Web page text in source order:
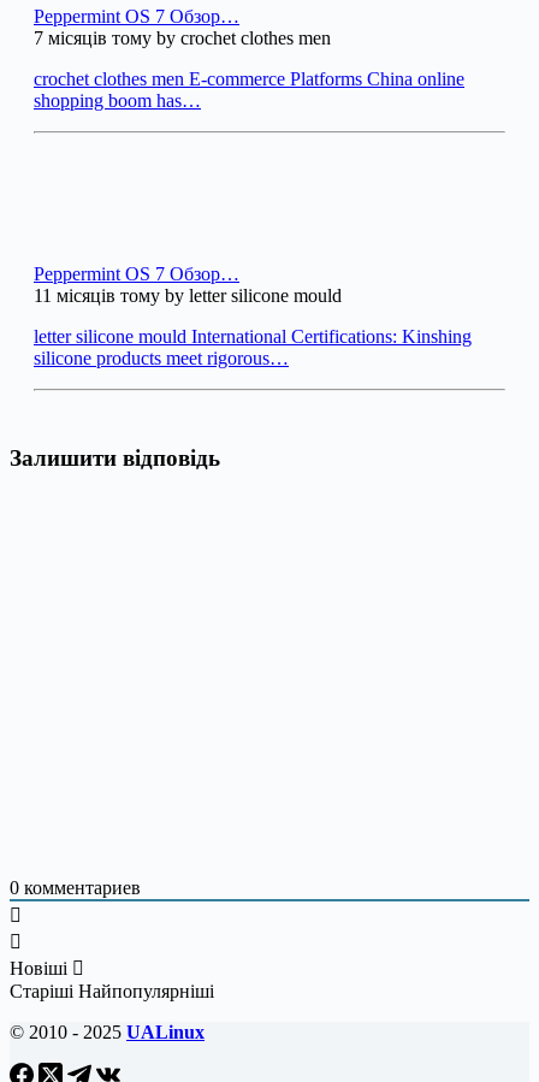
Peppermint OS 7 Обзор…
7 місяців тому by crochet clothes men
crochet clothes men E-commerce Platforms China online
shopping boom has…
Peppermint OS 7 Обзор…
11 місяців тому by letter silicone mould
letter silicone mould International Certifications: Kinshing
silicone products meet rigorous…
Залишити відповідь
0 комментариев
Новіші
Старіші Найпопулярніші
© 2010 - 2025 UALinux